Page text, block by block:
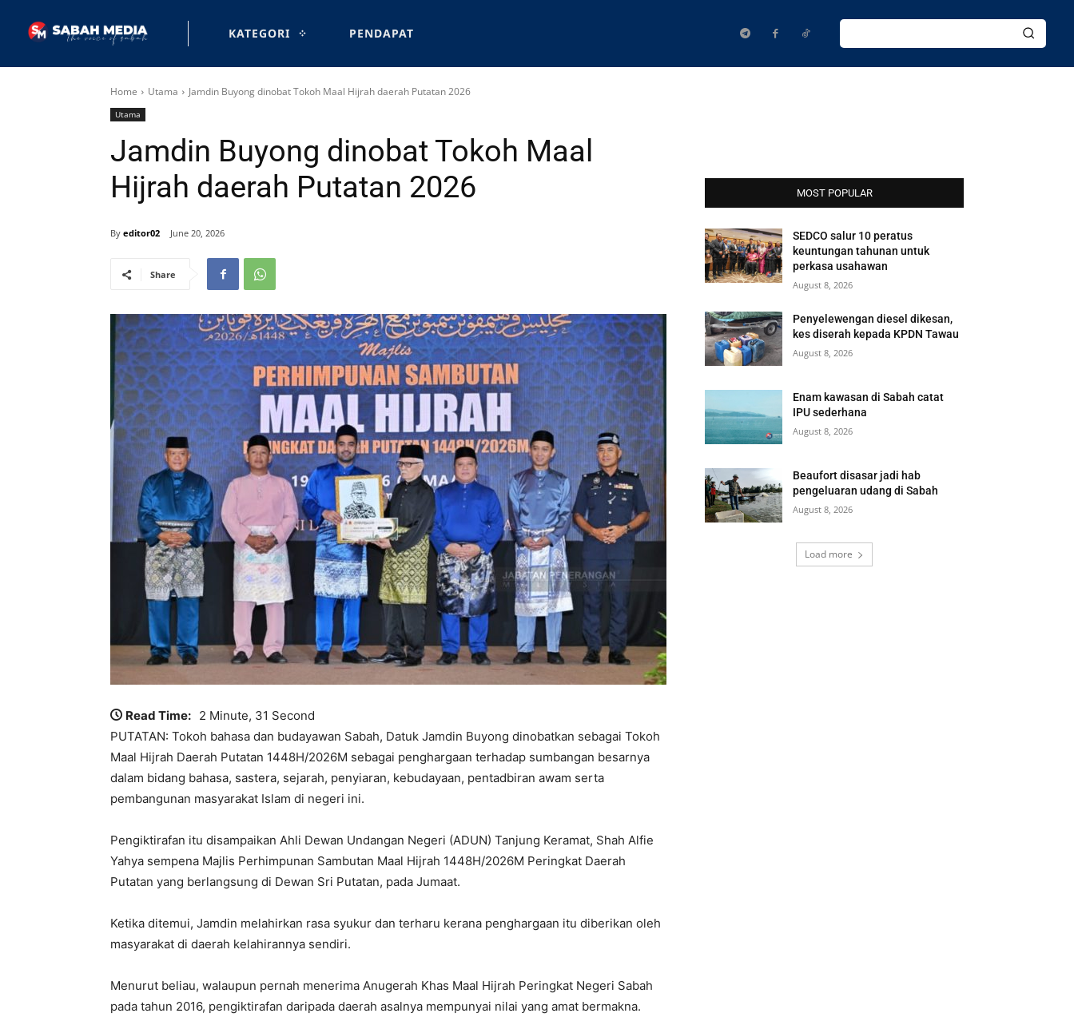
KATEGORI PENDAPAT
Home Utama Jamdin Buyong dinobat Tokoh Maal Hijrah daerah Putatan 2026
Utama
Jamdin Buyong dinobat Tokoh Maal
Hijrah daerah Putatan 2026
By editor02 June 20, 2026
Share
Read Time: 2 Minute, 31 Second
PUTATAN: Tokoh bahasa dan budayawan Sabah, Datuk Jamdin Buyong dinobatkan sebagai Tokoh
Maal Hijrah Daerah Putatan 1448H/2026M sebagai penghargaan terhadap sumbangan besarnya
dalam bidang bahasa, sastera, sejarah, penyiaran, kebudayaan, pentadbiran awam serta
pembangunan masyarakat Islam di negeri ini.
Pengiktirafan itu disampaikan Ahli Dewan Undangan Negeri (ADUN) Tanjung Keramat, Shah Alfie
Yahya sempena Majlis Perhimpunan Sambutan Maal Hijrah 1448H/2026M Peringkat Daerah
Putatan yang berlangsung di Dewan Sri Putatan, pada Jumaat.
Ketika ditemui, Jamdin melahirkan rasa syukur dan terharu kerana penghargaan itu diberikan oleh
masyarakat di daerah kelahirannya sendiri.
Menurut beliau, walaupun pernah menerima Anugerah Khas Maal Hijrah Peringkat Negeri Sabah
pada tahun 2016, pengiktirafan daripada daerah asalnya mempunyai nilai yang amat bermakna.
MOST POPULAR
SEDCO salur 10 peratus
keuntungan tahunan untuk
perkasa usahawan
August 8, 2026
Penyelewengan diesel dikesan,
kes diserah kepada KPDN Tawau
August 8, 2026
Enam kawasan di Sabah catat
IPU sederhana
August 8, 2026
Beaufort disasar jadi hab
pengeluaran udang di Sabah
August 8, 2026
Load more